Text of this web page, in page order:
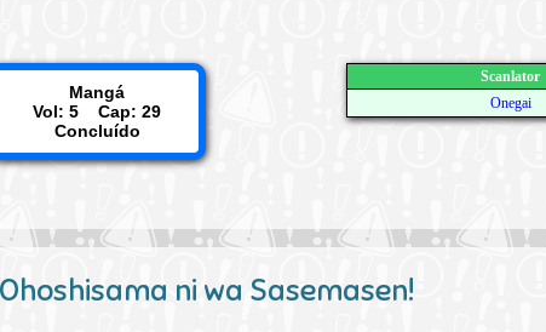
Mangá
Vol: 5 Cap: 29
Concluído
Scanlator
Onegai
Ohoshisama ni wa Sasemasen!